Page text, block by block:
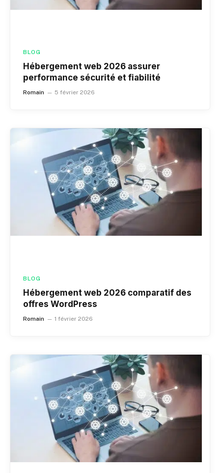
BLOG
Hébergement web 2026 assurer
performance sécurité et fiabilité
Romain 5 février 2026
BLOG
Hébergement web 2026 comparatif des
offres WordPress
Romain 1 février 2026